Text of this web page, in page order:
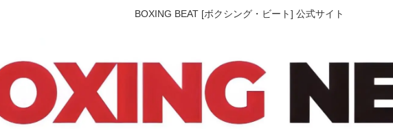
BOXING BEAT [ボクシング・ビート] 公式サイト